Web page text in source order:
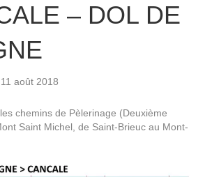
– DOL DE
11 août 2018
chemins de Pèlerinage (Deuxième
Saint Michel, de Saint-Brieuc au Mont-